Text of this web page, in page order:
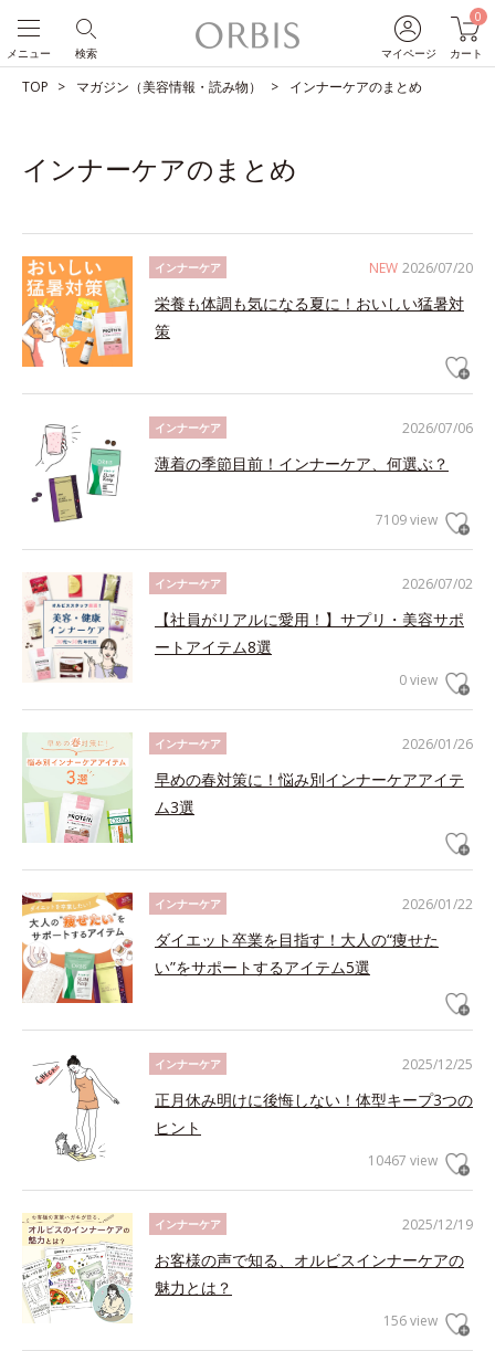
マイページ
0
カート
検索
メニュー
TOP マガジン（美容情報・読み物） インナーケアのまとめ
インナーケアのまとめ
NEW 2026/07/20
インナーケア
栄養も体調も気になる夏に！おいしい猛暑対
策
2026/07/06
インナーケア
薄着の季節目前！インナーケア、何選ぶ？
7109 view
2026/07/02
インナーケア
【社員がリアルに愛用！】サプリ・美容サポ
ートアイテム8選
0 view
2026/01/26
インナーケア
早めの春対策に！悩み別インナーケアアイテ
ム3選
2026/01/22
インナーケア
ダイエット卒業を目指す！大人の“痩せた
い”をサポートするアイテム5選
2025/12/25
インナーケア
正月休み明けに後悔しない！体型キープ3つの
ヒント
10467 view
2025/12/19
インナーケア
お客様の声で知る、オルビスインナーケアの
魅力とは？
156 view